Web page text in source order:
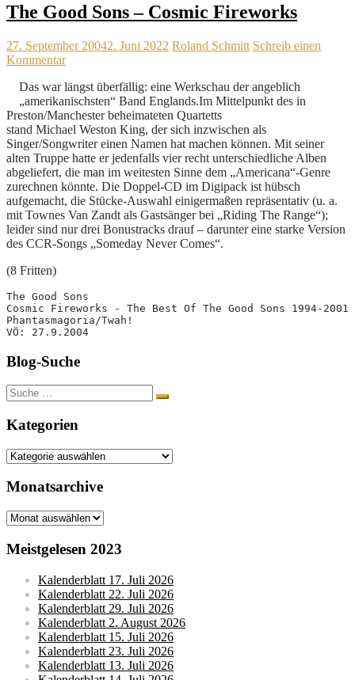
The Good Sons – Cosmic Fireworks
27. September 20042. Juni 2022 Roland Schmitt Schreib einen
Kommentar
Das war längst überfällig: eine Werkschau der angeblich
„amerikanischsten“ Band Englands.Im Mittelpunkt des in
Preston/Manchester beheimateten Quartetts
stand Michael Weston King, der sich inzwischen als
Singer/Songwriter einen Namen hat machen können. Mit seiner
alten Truppe hatte er jedenfalls vier recht unterschiedliche Alben
abgeliefert, die man im weitesten Sinne dem „Americana“-Genre
zurechnen könnte. Die Doppel-CD im Digipack ist hübsch
aufgemacht, die Stücke-Auswahl einigermaßen repräsentativ (u. a.
mit Townes Van Zandt als Gastsänger bei „Riding The Range“);
leider sind nur drei Bonustracks drauf – darunter eine starke Version
des CCR-Songs „Someday Never Comes“.
(8 Fritten)
The Good Sons
Cosmic Fireworks - The Best Of The Good Sons 1994-2001
Phantasmagoria/Twah!
VÖ: 27.9.2004
Blog-Suche
Suche
nach:
Kategorien
Kategorien
Monatsarchive
Monatsarchive
Meistgelesen 2023
Kalenderblatt 17. Juli 2026
Kalenderblatt 22. Juli 2026
Kalenderblatt 29. Juli 2026
Kalenderblatt 2. August 2026
Kalenderblatt 15. Juli 2026
Kalenderblatt 23. Juli 2026
Kalenderblatt 13. Juli 2026